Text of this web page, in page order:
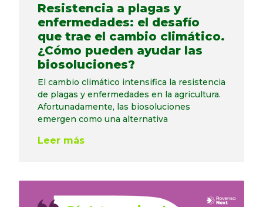
Resistencia a plagas y
enfermedades: el desafío
que trae el cambio climático.
¿Cómo pueden ayudar las
biosoluciones?
El cambio climático intensifica la resistencia
de plagas y enfermedades en la agricultura.
Afortunadamente, las biosoluciones
emergen como una alternativa
Leer más